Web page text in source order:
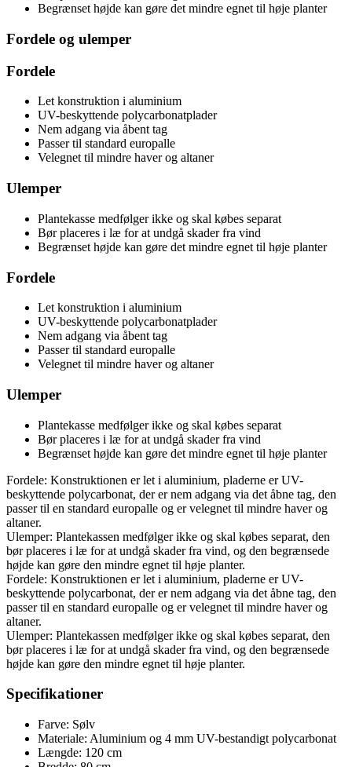
Begrænset højde kan gøre det mindre egnet til høje planter
Fordele og ulemper
Fordele
Let konstruktion i aluminium
UV-beskyttende polycarbonatplader
Nem adgang via åbent tag
Passer til standard europalle
Velegnet til mindre haver og altaner
Ulemper
Plantekasse medfølger ikke og skal købes separat
Bør placeres i læ for at undgå skader fra vind
Begrænset højde kan gøre det mindre egnet til høje planter
Fordele
Let konstruktion i aluminium
UV-beskyttende polycarbonatplader
Nem adgang via åbent tag
Passer til standard europalle
Velegnet til mindre haver og altaner
Ulemper
Plantekasse medfølger ikke og skal købes separat
Bør placeres i læ for at undgå skader fra vind
Begrænset højde kan gøre det mindre egnet til høje planter
Fordele: Konstruktionen er let i aluminium, pladerne er UV-
beskyttende polycarbonat, der er nem adgang via det åbne tag, den
passer til en standard europalle og er velegnet til mindre haver og
altaner.
Ulemper: Plantekassen medfølger ikke og skal købes separat, den
bør placeres i læ for at undgå skader fra vind, og den begrænsede
højde kan gøre den mindre egnet til høje planter.
Fordele: Konstruktionen er let i aluminium, pladerne er UV-
beskyttende polycarbonat, der er nem adgang via det åbne tag, den
passer til en standard europalle og er velegnet til mindre haver og
altaner.
Ulemper: Plantekassen medfølger ikke og skal købes separat, den
bør placeres i læ for at undgå skader fra vind, og den begrænsede
højde kan gøre den mindre egnet til høje planter.
Specifikationer
Farve: Sølv
Materiale: Aluminium og 4 mm UV-bestandigt polycarbonat
Længde: 120 cm